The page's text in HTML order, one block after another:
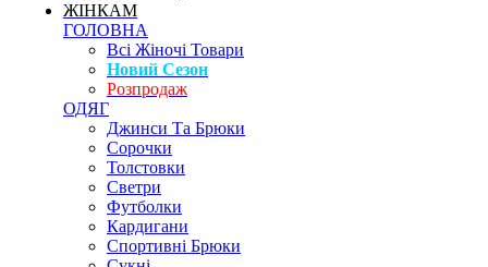
ЖІНКАМ
ГОЛОВНА
Всі Жіночі Товари
Новий Сезон
Розпродаж
ОДЯГ
Джинси Та Брюки
Сорочки
Толстовки
Светри
Футболки
Кардигани
Спортивні Брюки